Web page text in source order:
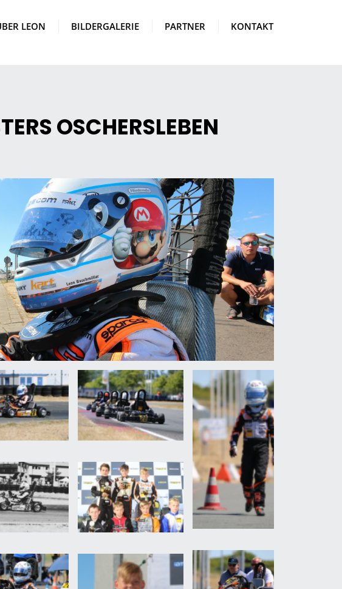
LEON BILDERGALERIE PARTNER KONTAKT
OSCHERSLEBEN